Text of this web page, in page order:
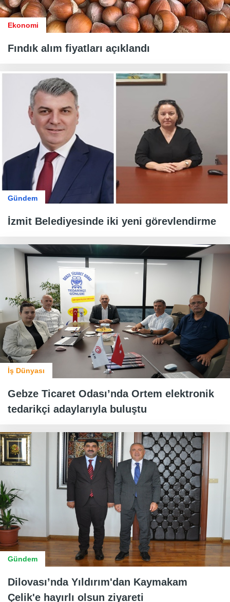
Ekonomi
Fındık alım fiyatları açıklandı
Gündem
İzmit Belediyesinde iki yeni görevlendirme
İş Dünyası
Gebze Ticaret Odası’nda Ortem elektronik
tedarikçi adaylarıyla buluştu
Gündem
Dilovası’nda Yıldırım'dan Kaymakam
Çelik'e hayırlı olsun ziyareti